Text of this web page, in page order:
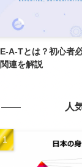
A-Tとは？初心者
連を解説
人